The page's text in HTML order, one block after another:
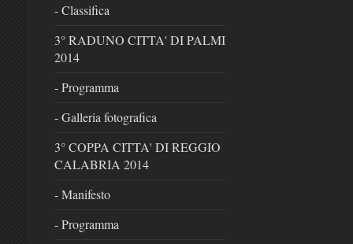
- Classifica
3° RADUNO CITTA' DI PALMI
2014
- Programma
- Galleria fotografica
3° COPPA CITTA' DI REGGIO
CALABRIA 2014
- Manifesto
- Programma